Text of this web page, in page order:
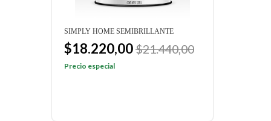
SIMPLY HOME SEMIBRILLANTE
$18.220,00$21.440,00
Precio especial